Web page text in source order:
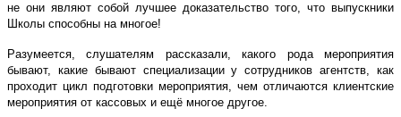
не они являют собой лучшее доказательство того, что выпускники
Школы способны на многое!
Разумеется, слушателям рассказали, какого рода мероприятия
бывают, какие бывают специализации у сотрудников агентств, как
проходит цикл подготовки мероприятия, чем отличаются клиентские
мероприятия от кассовых и ещё многое другое.